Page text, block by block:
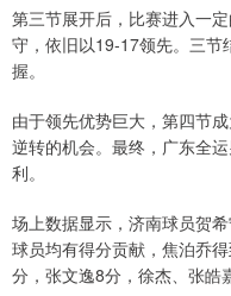
第三节展开后，比赛进入一
守，依旧以19-17领先。三节
握。
由于领先优势巨大，第四节
逆转的机会。最终，广东全
利。
场上数据显示，济南球员贺
球员均有得分贡献，焦泊乔
分，张文逸8分，徐杰、张皓